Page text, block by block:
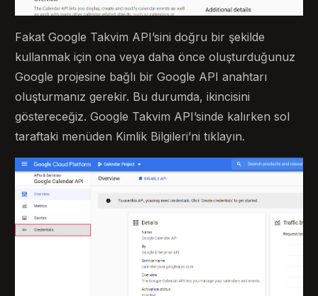
Fakat Google Takvim API’sini doğru bir şekilde
kullanmak için ona veya daha önce oluşturduğunuz
Google projesine bağlı bir Google API anahtarı
oluşturmanız gerekir. Bu durumda, ikincisini
göstereceğiz. Google Takvim API’sinde kalırken sol
taraftaki menüden Kimlik Bilgileri’ni tıklayın.